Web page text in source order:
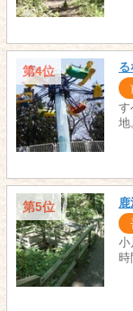
第4位 る
す
地
第5位
小
時